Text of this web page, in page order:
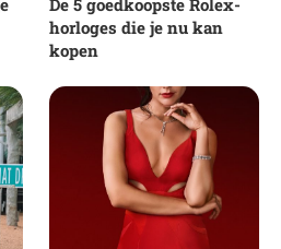
horloges die je nu kan
kopen